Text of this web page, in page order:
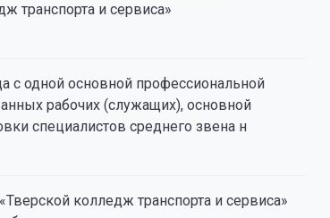
транспорта и сервиса»
с одной основной профессиональной
рабочих (служащих), основной
специалистов среднего звена н
колледж транспорта и сервиса»